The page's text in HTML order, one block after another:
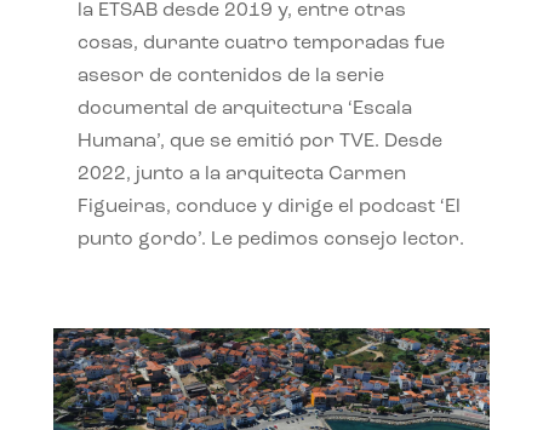
la ETSAB desde 2019 y, entre otras
cosas, durante cuatro temporadas fue
asesor de contenidos de la serie
documental de arquitectura ‘Escala
Humana’, que se emitió por TVE. Desde
2022, junto a la arquitecta Carmen
Figueiras, conduce y dirige el podcast ‘El
punto gordo’. Le pedimos consejo lector.